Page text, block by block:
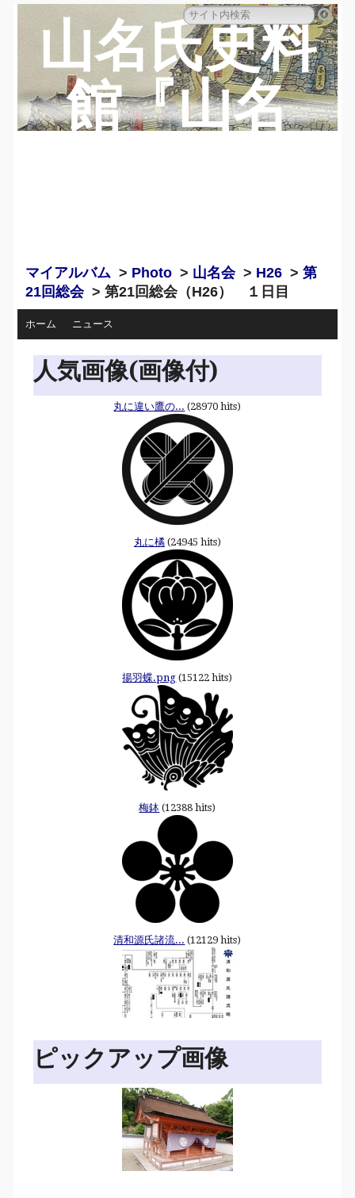
山名氏史料
館『山名
マイアルバム > Photo > 山名会> H26 >第
21回総会> 第21回総会（H26） １日目
ホーム ニュース
人気画像(画像付)
丸に違い鷹の... (28970 hits)
丸に橘(24945 hits)
揚羽蝶.png (15122 hits)
梅鉢 (12388 hits)
清和源氏諸流... (12129 hits)
ピックアップ画像